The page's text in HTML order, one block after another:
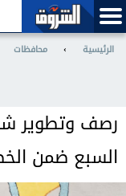
الرئيسية › محافظات
رصف وتطوير
السبع ضمن